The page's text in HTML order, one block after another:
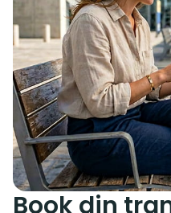
Book din